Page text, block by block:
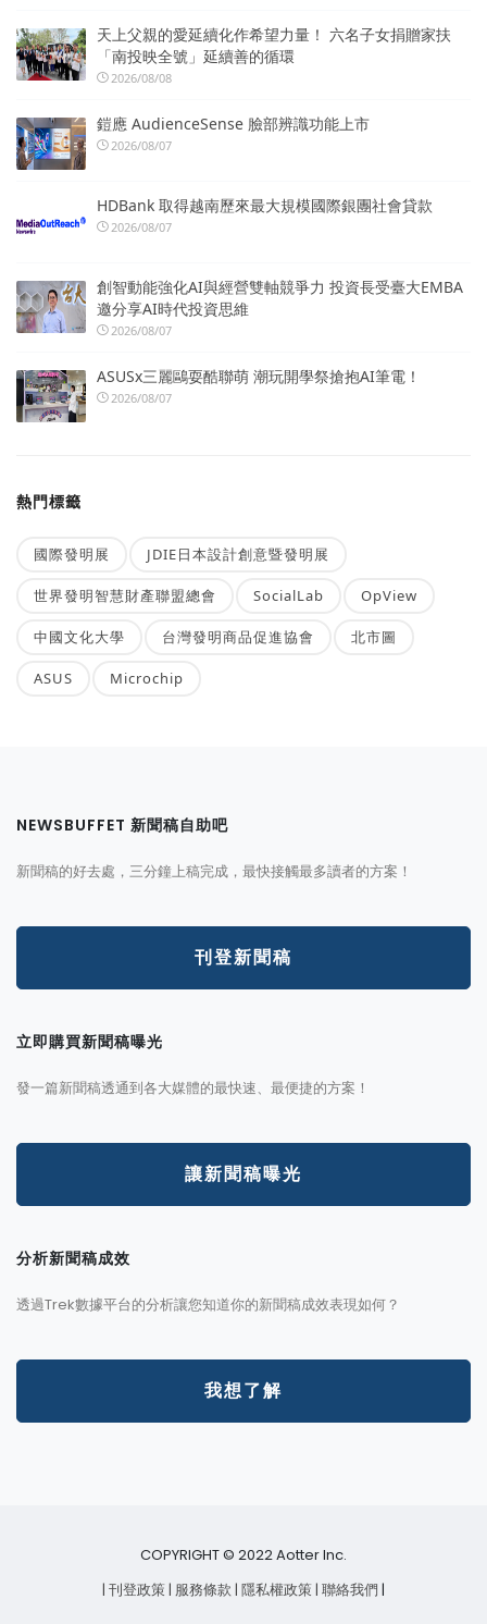
天上父親的愛延續化作希望力量！ 六名子女捐贈家扶
「南投映全號」延續善的循環
2026/08/08
鎧應 AudienceSense 臉部辨識功能上市
2026/08/07
HDBank 取得越南歷來最大規模國際銀團社會貸款
2026/08/07
創智動能強化AI與經營雙軸競爭力 投資長受臺大EMBA
邀分享AI時代投資思維
2026/08/07
ASUSx三麗鷗耍酷聯萌 潮玩開學祭搶抱AI筆電！
2026/08/07
熱門標籤
國際發明展 JDIE日本設計創意暨發明展
世界發明智慧財產聯盟總會 SocialLab OpView
中國文化大學 台灣發明商品促進協會 北市圖
ASUS Microchip
NEWSBUFFET 新聞稿自助吧
新聞稿的好去處，三分鐘上稿完成，最快接觸最多讀者的方案！
刊登新聞稿
立即購買新聞稿曝光
發一篇新聞稿透通到各大媒體的最快速、最便捷的方案！
讓新聞稿曝光
分析新聞稿成效
透過Trek數據平台的分析讓您知道你的新聞稿成效表現如何？
我想了解
COPYRIGHT © 2022 Aotter Inc.
| 刊登政策 | 服務條款 | 隱私權政策 | 聯絡我們 |